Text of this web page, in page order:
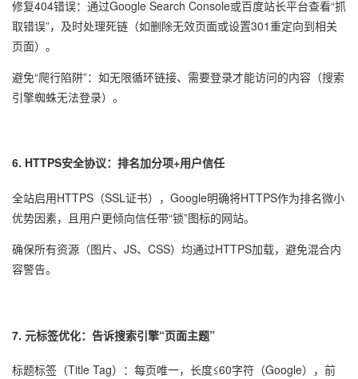
修复404错误：通过Google Search Console或百度站长平台查看“抓
取错误”，及时处理死链（如删除无效页面或设置301重定向到相关
页面）。
避免“爬行陷阱”：如无限循环链接、需要登录才能访问的内容（搜索
引擎蜘蛛无法登录）。
6. HTTPS安全协议：排名加分项+用户信任
全站启用HTTPS（SSL证书），Google明确将HTTPS作为排名微小
优势因素，且用户更倾向信任带“锁”图标的网站。
确保所有资源（图片、JS、CSS）均通过HTTPS加载，避免混合内
容警告。
7. 元标签优化：告诉搜索引擎“页面主题”
标题标签（Title Tag）：每页唯一，长度≤60字符（Google），前